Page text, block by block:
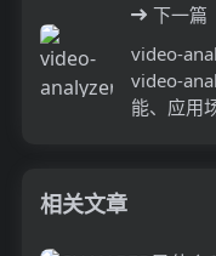
下一篇
video-
video-
能、应用
相关文章